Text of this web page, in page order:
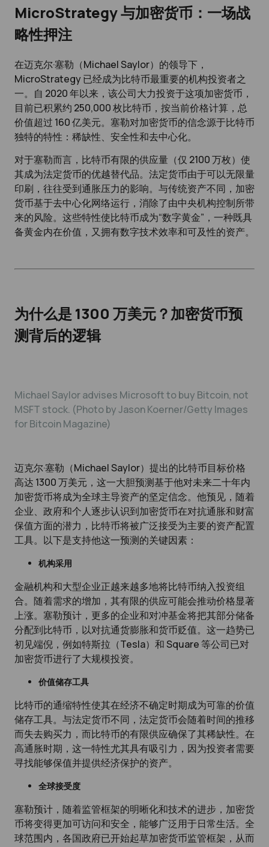
MicroStrategy 与加密货币：一场战
略性押注
在迈克尔·塞勒（Michael Saylor）的领导下，
MicroStrategy 已经成为比特币最重要的机构投资者之
一。自 2020 年以来，该公司大力投资于这项加密货币，
目前已积累约 250,000 枚比特币，按当前价格计算，总
价值超过 160 亿美元。塞勒对加密货币的信念源于比特币
独特的特性：稀缺性、安全性和去中心化。
对于塞勒而言，比特币有限的供应量（仅 2100 万枚）使
其成为法定货币的优越替代品。法定货币由于可以无限量
印刷，往往受到通胀压力的影响。与传统资产不同，加密
货币基于去中心化网络运行，消除了由中央机构控制所带
来的风险。这些特性使比特币成为“数字黄金”，一种既具
备黄金内在价值，又拥有数字技术效率和可及性的资产。
为什么是 1300 万美元？加密货币预
测背后的逻辑
Michael Saylor advises Microsoft to buy Bitcoin, not
MSFT stock. (Photo by Jason Koerner/Getty Images
for Bitcoin Magazine)
迈克尔·塞勒（Michael Saylor）提出的比特币目标价格
高达 1300 万美元，这一大胆预测基于他对未来二十年内
加密货币将成为全球主导资产的坚定信念。他预见，随着
企业、政府和个人逐步认识到加密货币在对抗通胀和财富
保值方面的潜力，比特币将被广泛接受为主要的资产配置
工具。以下是支持他这一预测的关键因素：
机构采用
金融机构和大型企业正越来越多地将比特币纳入投资组
合。随着需求的增加，其有限的供应可能会推动价格显著
上涨。塞勒预计，更多的企业和对冲基金将把其部分储备
分配到比特币，以对抗通货膨胀和货币贬值。这一趋势已
初见端倪，例如特斯拉（Tesla）和 Square 等公司已对
加密货币进行了大规模投资。
价值储存工具
比特币的通缩特性使其在经济不确定时期成为可靠的价值
储存工具。与法定货币不同，法定货币会随着时间的推移
而失去购买力，而比特币的有限供应确保了其稀缺性。在
高通胀时期，这一特性尤其具有吸引力，因为投资者需要
寻找能够保值并提供经济保护的资产。
全球接受度
塞勒预计，随着监管框架的明晰化和技术的进步，加密货
币将变得更加可访问和安全，能够广泛用于日常生活。全
球范围内，各国政府已开始起草加密货币监管框架，从而